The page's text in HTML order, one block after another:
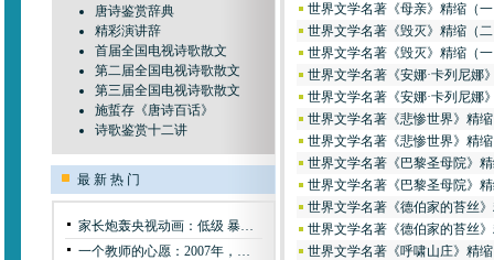
唐诗鉴赏辞典
精彩演讲辞
首届全国电视诗歌散文
第二届全国电视诗歌散文
第三届全国电视诗歌散文
施蜇存《唐诗百话》
诗歌鉴赏十二讲
最 新 热 门
家长炮轰央视动画：低级 暴…
一个教师的心愿：2007年，…
世界文学名著《母亲》精缩（
世界文学名著《毁灭》精缩（
世界文学名著《毁灭》精缩（
世界文学名著《安娜·卡列尼娜
世界文学名著《安娜·卡列尼娜
世界文学名著《悲惨世界》精
世界文学名著《悲惨世界》精
世界文学名著《巴黎圣母院》
世界文学名著《巴黎圣母院》
世界文学名著《德伯家的苔丝
世界文学名著《德伯家的苔丝
世界文学名著《呼啸山庄》精